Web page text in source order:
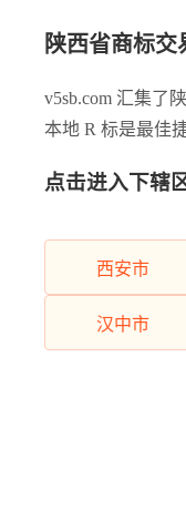
陕西省商标交
v5sb.com 汇集了
本地 R 标是最佳捷
点击进入下辖
西安市
汉中市